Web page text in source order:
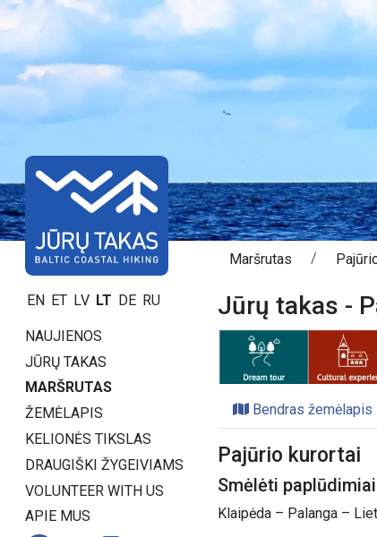
EN ET LV LT DE RU
NAUJIENOS
JŪRŲ TAKAS
MARŠRUTAS
ŽEMĖLAPIS
KELIONĖS TIKSLAS
DRAUGIŠKI ŽYGEIVIAMS
VOLUNTEER WITH US
APIE MUS
Maršrutas
Jūrų takas -
Bendras žemėlapis
Pajūrio kurortai
Smėlėti
Klaipėda – Palanga –